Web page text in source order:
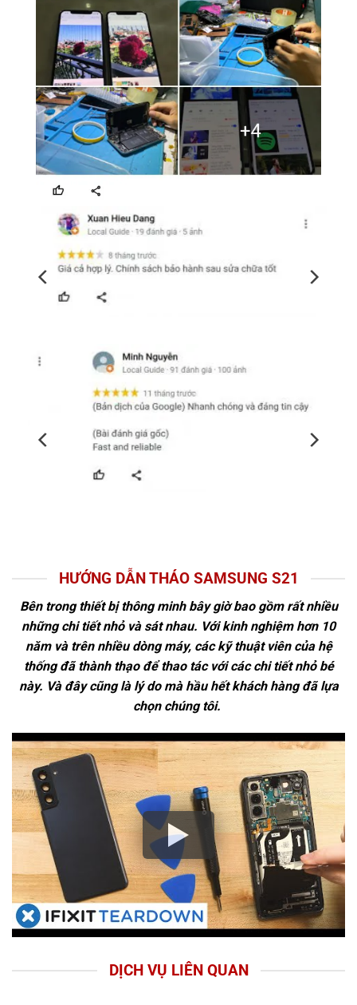
HƯỚNG DẪN THÁO SAMSUNG S21
Bên trong thiết bị thông minh bây giờ bao gồm rất nhiều
những chi tiết nhỏ và sát nhau. Với kinh nghiệm hơn 10
năm và trên nhiều dòng máy, các kỹ thuật viên của hệ
thống đã thành thạo để thao tác với các chi tiết nhỏ bé
này. Và đây cũng là lý do mà hầu hết khách hàng đã lựa
chọn chúng tôi.
DỊCH VỤ LIÊN QUAN